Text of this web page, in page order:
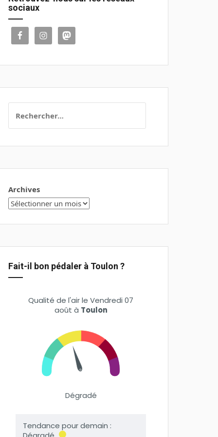
sociaux
Archives
Fait-il bon pédaler à Toulon ?